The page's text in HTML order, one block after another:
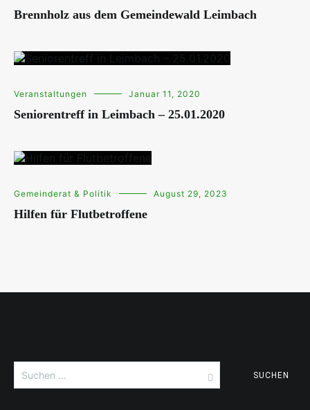
Brennholz aus dem Gemeindewald Leimbach
Veranstaltungen Januar 11, 2020
Seniorentreff in Leimbach – 25.01.2020
Gemeinderat & Politik August 29, 2023
Hilfen für Flutbetroffene
nach: